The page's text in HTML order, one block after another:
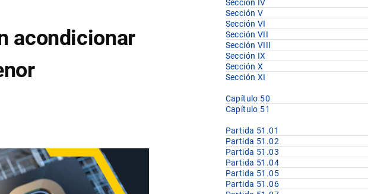
acondicionar
Sección IV
Sección V
Sección VI
Sección VII
Sección VIII
Sección IX
Sección X
Sección XI
Capítulo 50
Capítulo 51
Partida 51.01
Partida 51.02
Partida 51.03
Partida 51.04
Partida 51.05
Partida 51.06